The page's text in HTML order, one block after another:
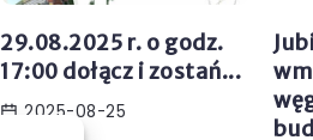
29.08.2025 r. o godz.
17:00 dołącz i zostań...
2025-08-25